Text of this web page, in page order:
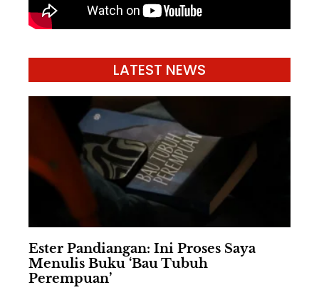
LATEST NEWS
Ester Pandiangan: Ini Proses Saya
Menulis Buku ‘Bau Tubuh
Perempuan’